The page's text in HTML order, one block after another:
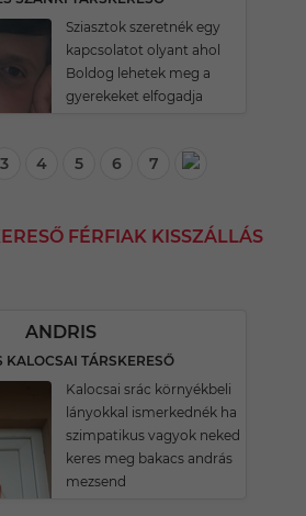
Sziasztok szeretnék egy
kapcsolatot olyant ahol
Boldog lehetek meg a
gyerekeket elfogadja
3 4 5 6 7
FÉRFIAK KISSZÁLLÁS
ANDRIS
KALOCSAI TÁRSKERESŐ
Kalocsai srác környékbeli
lányokkal ismerkednék ha
szimpatikus vagyok neked
keres meg bakacs andrás
mezsend